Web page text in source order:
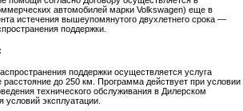
автомобилей марки Volkswagen) еще в
истечения вышеупомянутого двухлетнего срока —
поддержки.
поддержки осуществляется услуга
до 250 км. Программа действует при условии
технического обслуживания в Дилерском
эксплуатации.